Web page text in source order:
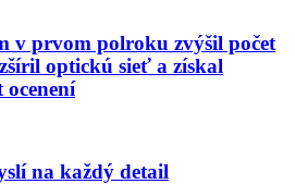
v prvom polroku zvýšil počet
optickú sieť a získal
na každý detail